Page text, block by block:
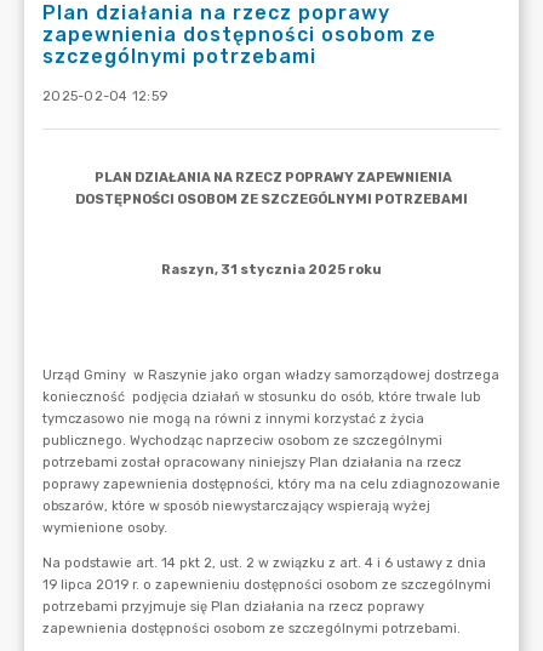
Plan działania na rzecz poprawy
zapewnienia dostępności osobom ze
szczególnymi potrzebami
2025-02-04 12:59